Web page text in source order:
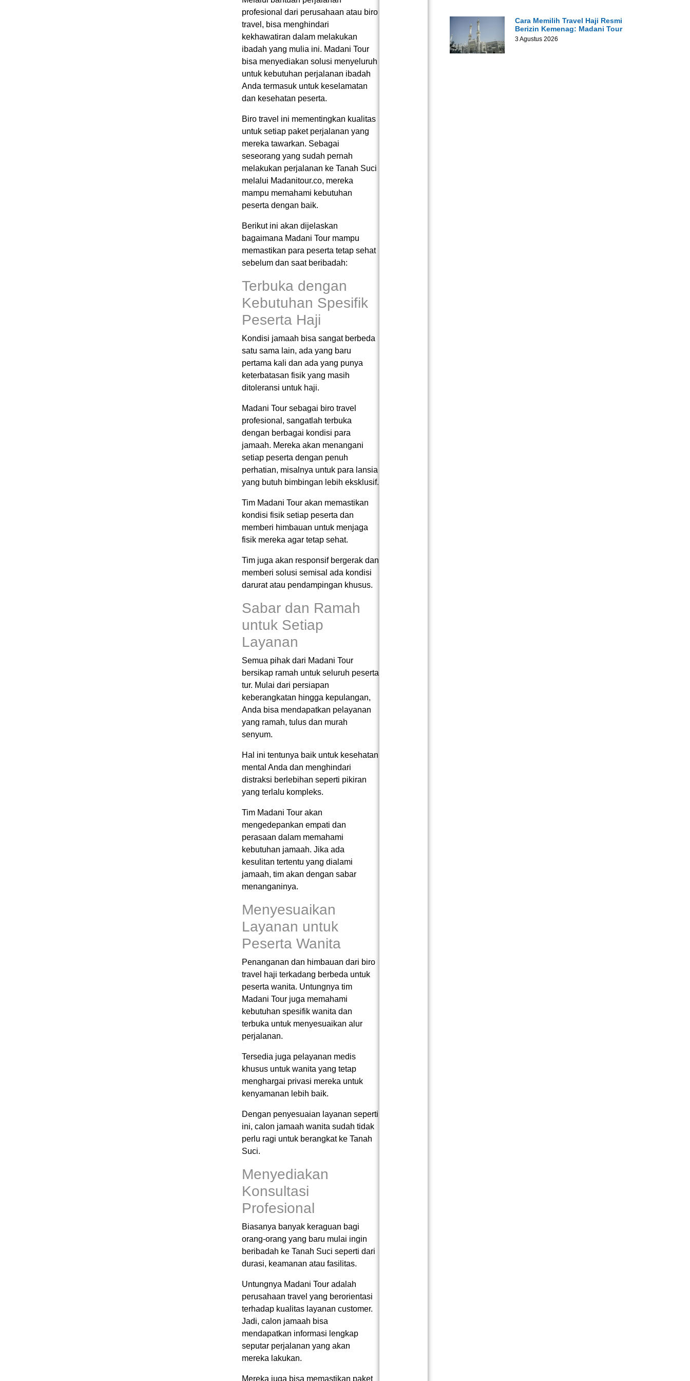
profesional dari perusahaan atau biro
travel, bisa menghindari
kekhawatiran dalam melakukan
ibadah yang mulia ini. Madani Tour
bisa menyediakan solusi menyeluruh
untuk kebutuhan perjalanan ibadah
Anda termasuk untuk keselamatan
dan kesehatan peserta.
Biro travel ini mementingkan kualitas
untuk setiap paket perjalanan yang
mereka tawarkan. Sebagai
seseorang yang sudah pernah
melakukan perjalanan ke Tanah Suci
melalui Madanitour.co, mereka
mampu memahami kebutuhan
peserta dengan baik.
Berikut ini akan dijelaskan
bagaimana Madani Tour mampu
memastikan para peserta tetap sehat
sebelum dan saat beribadah:
Terbuka dengan
Kebutuhan Spesifik
Peserta Haji
Kondisi jamaah bisa sangat berbeda
satu sama lain, ada yang baru
pertama kali dan ada yang punya
keterbatasan fisik yang masih
ditoleransi untuk haji.
Madani Tour sebagai biro travel
profesional, sangatlah terbuka
dengan berbagai kondisi para
jamaah. Mereka akan menangani
setiap peserta dengan penuh
perhatian, misalnya untuk para lansia
yang butuh bimbingan lebih eksklusif.
Tim Madani Tour akan memastikan
kondisi fisik setiap peserta dan
memberi himbauan untuk menjaga
fisik mereka agar tetap sehat.
Tim juga akan responsif bergerak dan
memberi solusi semisal ada kondisi
darurat atau pendampingan khusus.
Sabar dan Ramah
untuk Setiap
Layanan
Semua pihak dari Madani Tour
bersikap ramah untuk seluruh peserta
tur. Mulai dari persiapan
keberangkatan hingga kepulangan,
Anda bisa mendapatkan pelayanan
yang ramah, tulus dan murah
senyum.
Hal ini tentunya baik untuk kesehatan
mental Anda dan menghindari
distraksi berlebihan seperti pikiran
yang terlalu kompleks.
Tim Madani Tour akan
mengedepankan empati dan
perasaan dalam memahami
kebutuhan jamaah. Jika ada
kesulitan tertentu yang dialami
jamaah, tim akan dengan sabar
menanganinya.
Menyesuaikan
Layanan untuk
Peserta Wanita
Penanganan dan himbauan dari biro
travel haji terkadang berbeda untuk
peserta wanita. Untungnya tim
Madani Tour juga memahami
kebutuhan spesifik wanita dan
terbuka untuk menyesuaikan alur
perjalanan.
Tersedia juga pelayanan medis
khusus untuk wanita yang tetap
menghargai privasi mereka untuk
kenyamanan lebih baik.
Dengan penyesuaian layanan seperti
ini, calon jamaah wanita sudah tidak
perlu ragi untuk berangkat ke Tanah
Suci.
Menyediakan
Konsultasi
Profesional
Biasanya banyak keraguan bagi
orang-orang yang baru mulai ingin
beribadah ke Tanah Suci seperti dari
durasi, keamanan atau fasilitas.
Untungnya Madani Tour adalah
perusahaan travel yang berorientasi
terhadap kualitas layanan customer.
Jadi, calon jamaah bisa
mendapatkan informasi lengkap
seputar perjalanan yang akan
mereka lakukan.
Mereka juga bisa memastikan paket
Cara Memilih Travel Haji Resmi
Berizin Kemenag: Madani Tour
3 Agustus 2026